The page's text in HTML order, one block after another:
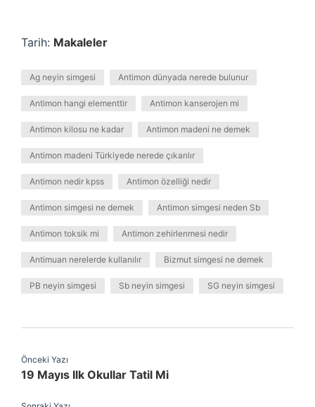
Tarih: Makaleler
Ag neyin simgesi Antimon dünyada nerede bulunur
Antimon hangi elementtir Antimon kanserojen mi
Antimon kilosu ne kadar Antimon madeni ne demek
Antimon madeni Türkiyede nerede çıkarılır
Antimon nedir kpss Antimon özelliği nedir
Antimon simgesi ne demek Antimon simgesi neden Sb
Antimon toksik mi Antimon zehirlenmesi nedir
Antimuan nerelerde kullanılır Bizmut simgesi ne demek
PB neyin simgesi Sb neyin simgesi SG neyin simgesi
Önceki Yazı
19 Mayıs Ilk Okullar Tatil Mi